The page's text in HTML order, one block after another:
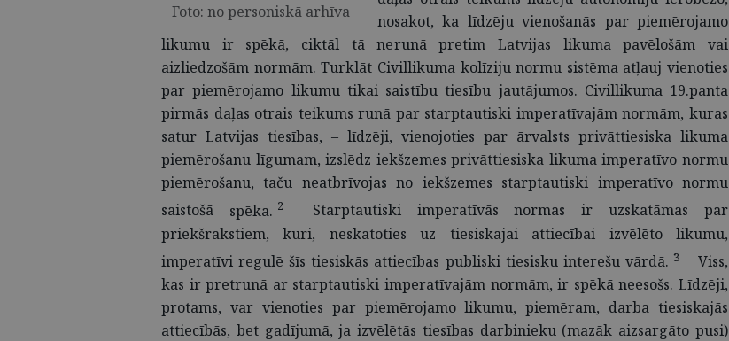
Foto: no personiskā arhīva
nosakot, ka līdzēju vienošanās par piemērojamo
likumu ir spēkā, ciktāl tā nerunā pretim Latvijas likuma pavēlošām vai
aizliedzošām normām. Turklāt Civillikuma kolīziju normu sistēma atļauj vienoties
par piemērojamo likumu tikai saistību tiesību jautājumos. Civillikuma 19.panta
pirmās daļas otrais teikums runā par starptautiski imperatīvajām normām, kuras
satur Latvijas tiesības, – līdzēji, vienojoties par ārvalsts privāttiesiska likuma
piemērošanu līgumam, izslēdz iekšzemes privāttiesiska likuma imperatīvo normu
piemērošanu, taču neatbrīvojas no iekšzemes starptautiski imperatīvo normu
saistošā spēka. 2
Starptautiski imperatīvās normas ir uzskatāmas par
priekšrakstiem, kuri, neskatoties uz tiesiskajai attiecībai izvēlēto likumu,
imperatīvi regulē šīs tiesiskās attiecības publiski tiesisku interešu vārdā. 3
Viss,
kas ir pretrunā ar starptautiski imperatīvajām normām, ir spēkā neesošs. Līdzēji,
protams, var vienoties par piemērojamo likumu, piemēram, darba tiesiskajās
attiecībās, bet gadījumā, ja izvēlētās tiesības darbinieku (mazāk aizsargāto pusi)